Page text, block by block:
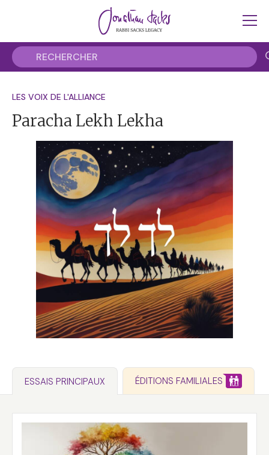
LES VOIX DE L'ALLIANCE
Paracha Lekh Lekha
ESSAIS PRINCIPAUX ÉDITIONS FAMILIALES